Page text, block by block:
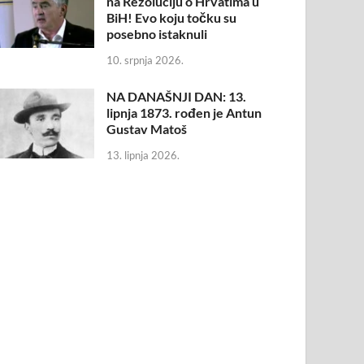
BiH! Evo koju točku su
posebno istaknuli
10. srpnja 2026.
NA DANAŠNJI DAN: 13.
lipnja 1873. rođen je Antun
Gustav Matoš
13. lipnja 2026.